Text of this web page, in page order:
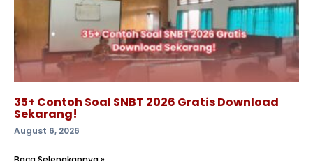
35+ Contoh Soal SNBT 2026 Gratis Download
Sekarang!
August 6, 2026